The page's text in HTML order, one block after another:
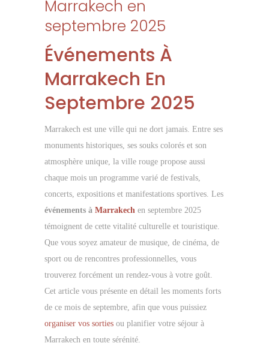
Marrakech en
septembre 2025
Événements À
Marrakech En
Septembre 2025
Marrakech est une ville qui ne dort jamais. Entre ses
monuments historiques, ses souks colorés et son
atmosphère unique, la ville rouge propose aussi
chaque mois un programme varié de festivals,
concerts, expositions et manifestations sportives. Les
événements à Marrakech en septembre 2025
témoignent de cette vitalité culturelle et touristique.
Que vous soyez amateur de musique, de cinéma, de
sport ou de rencontres professionnelles, vous
trouverez forcément un rendez-vous à votre goût.
Cet article vous présente en détail les moments forts
de ce mois de septembre, afin que vous puissiez
organiser vos sorties ou planifier votre séjour à
Marrakech en toute sérénité.